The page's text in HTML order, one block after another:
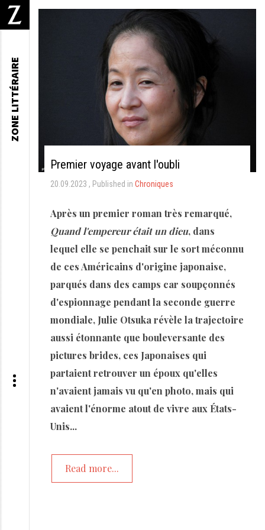
Premier voyage avant l'oubli
20.09.2023 Published in Chroniques
Après un premier roman très remarqué,
Quand l'empereur était un dieu, dans
lequel elle se penchait sur le sort méconnu
de ces Américains d'origine japonaise,
parqués dans des camps car soupçonnés
d'espionnage pendant la seconde guerre
mondiale, Julie Otsuka révèle la trajectoire
aussi étonnante que bouleversante des
pictures brides, ces Japonaises qui
partaient retrouver un époux qu'elles
n'avaient jamais vu qu'en photo, mais qui
avaient l'énorme atout de vivre aux États-
Unis...
Read more...
ZONE LITTÉRAIRE